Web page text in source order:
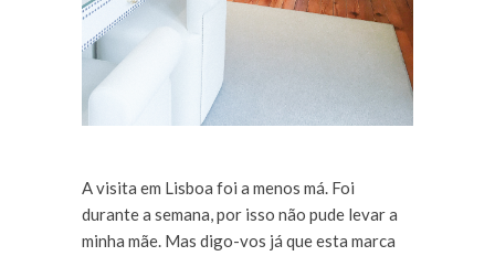
A visita em Lisboa foi a menos má. Foi
durante a semana, por isso não pude levar a
minha mãe. Mas digo-vos já que esta marca